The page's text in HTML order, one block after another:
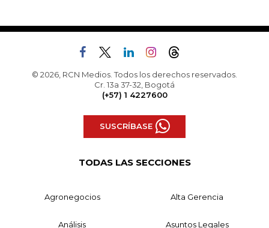
© 2026, RCN Medios. Todos los derechos reservados.
Cr. 13a 37-32, Bogotá
(+57) 1 4227600
SUSCRÍBASE
TODAS LAS SECCIONES
Agronegocios Alta Gerencia
Análisis Asuntos Legales